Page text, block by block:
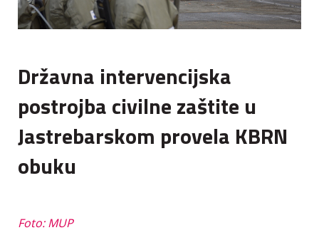
Državna intervencijska
postrojba civilne zaštite u
Jastrebarskom provela KBRN
obuku
Foto: MUP